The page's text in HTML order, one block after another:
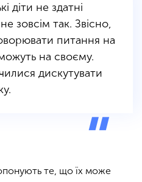
діти не здатні
зовсім так. Звісно,
питання на
на своєму.
дискутувати
те, що їх може